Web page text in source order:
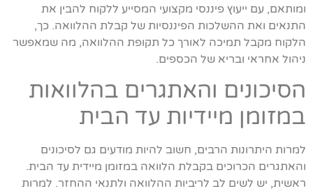
ומותאם, עם ייעוץ פיננסי מקצועי המסייע ללקוח להבין את
התנאים ואת ההשלכות הפיננסיות של קבלת ההלוואה. כך,
הלקוח מקבל תמיכה לאורך כל תקופת ההלוואה, מה שמאפשר
ניהול אחראי ובריא של הכספים.
הסיכונים והאתגרים בהלוואות
במזומן מיידיות עד הבית
למרות היתרונות הרבים, חשוב להיות מודעים גם לסיכונים
והאתגרים הכרוכים בקבלת הלוואה במזומן מיידית עד הבית.
ראשית, יש לשים לב לריביות ההלוואה ולתנאי ההחזר. למרות